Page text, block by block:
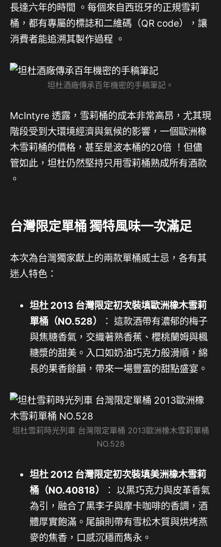
長達六年的時間 。每個來自西班牙的正規雪莉
桶，都有專屬的標誌和二維碼（QR code），讓
消費者能追溯其製作過程 。
坦杜酒廠傳承百年機密的手稿筆記。
McIntyre 透露，雪莉桶的成本非常高昂，尤其現
階段受到大環境經濟與氣候的影響，一個歐洲橡
木雪莉桶的價格，甚至是波本桶的20倍 ！但儘
管如此，坦杜仍然堅持只用雪莉桶熟成所有酒款
。
台灣限定單桶 獨特風味一次滿足
本次為台灣獨家獻上的兩款單桶威士忌，各有其
迷人特色：
坦杜 2013 台灣限定初次裝填歐洲橡木雪莉
單桶（NO.528）
： 這款酒帶有濃郁的梅子
與焦糖香氣，交織著熟香蕉、櫻桃蘭姆與楓
糖漿的甜美。入口如奶油巧克力般滑順，綿
長的果香餘韻，帶來一場豐富的甜點盛宴。
坦杜雪莉時光列車 台灣限定單桶 2013歐洲橡木雪莉單桶
NO.528
坦杜 2012 台灣限定初次裝填美洲橡木雪莉
桶（NO.40818）
： 以黑巧克力與皮革香氣
為引，融合了黑李子與摩卡咖啡的香調，酒
體厚實飽滿。尾韻則帶有雪松木質與烘烤燕
麥的焦香，口感沉穩而雋永。